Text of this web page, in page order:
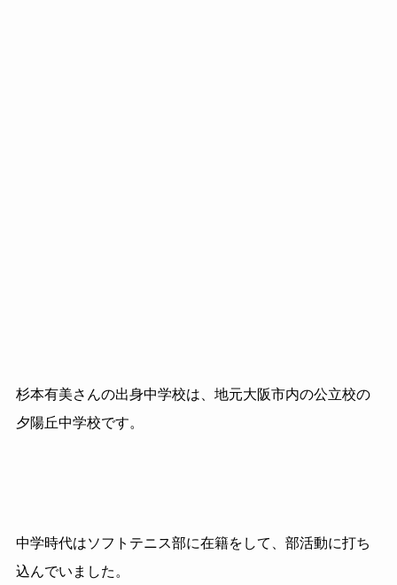
杉本有美さんの出身中学校は、地元大阪市内の公立校の
夕陽丘中学校です。
中学時代はソフトテニス部に在籍をして、部活動に打ち
込んでいました。